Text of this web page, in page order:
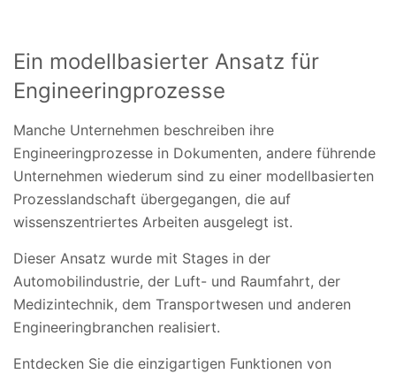
Ein modellbasierter Ansatz für
Engineeringprozesse
Manche Unternehmen beschreiben ihre
Engineeringprozesse in Dokumenten, andere führende
Unternehmen wiederum sind zu einer modellbasierten
Prozesslandschaft übergegangen, die auf
wissenszentriertes Arbeiten ausgelegt ist.
Dieser Ansatz wurde mit Stages in der
Automobilindustrie, der Luft- und Raumfahrt, der
Medizintechnik, dem Transportwesen und anderen
Engineeringbranchen realisiert.
Entdecken Sie die einzigartigen Funktionen von